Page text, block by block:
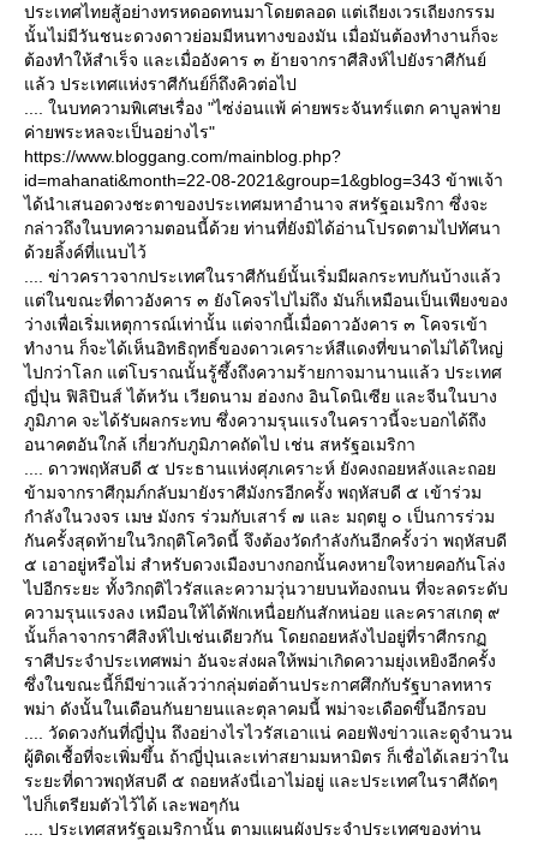
ประเทศไทยสู้อย่างทรหดอดทนมาโดยตลอด แต่เถียงเวรเถียงกรรม
นั้นไม่มีวันชนะดวงดาวย่อมมีหนทางของมัน เมื่อมันต้องทำงานก็จะ
ต้องทำให้สำเร็จ และเมื่ออังคาร ๓ ย้ายจากราศีสิงห์ไปยังราศีกันย์
ล้ว ประเทศแห่งราศีกันย์ก็ถึงคิวต่อไป
.... ในบทความพิเศษเรื่อง "ไซ่ง่อนแพ้ ค่ายพระจันทร์แตก คาบูลพ่า
ค่ายพระหลจะเป็นอย่างไร"
https://www.bloggang.com/mainblog.php?
id=mahanati&month=22-08-2021&group=1&gblog=343 ข้าพเจ้า
ได้นำเสนอดวงชะตาของประเทศมหาอำนาจ สหรัฐอเมริกา ซึ่งจะ
กล่าวถึงในบทความตอนนี้ด้วย ท่านที่ยังมิได้อ่านโปรดตามไปทัศนา
ด้วยลิ้งค์ที่แนบไว้
.... ข่าวคราวจากประเทศในราศีกันย์นั้นเริ่มมีผลกระทบกันบ้างแล้ว
ต่ในขณะที่ดาวอังคาร ๓ ยังโคจรไปไม่ถึง มันก็เหมือนเป็นเพียงของ
ว่างเพื่อเริ่มเหตุการณ์เท่านั้น แต่จากนี้เมื่อดาวอังคาร ๓ โคจรเข้า
ทำงาน ก็จะได้เห็นอิทธิฤทธิ์ของดาวเคราะห์สีแดงที่ขนาดไม่ได้ใหญ่
ไปกว่าโลก แต่โบราณนั้นรู้ซึ้งถึงความร้ายกาจมานานแล้ว ประเทศ
ญี่ปุ่น ฟิลิปินส์ ไต้หวัน เวียดนาม ฮ่องกง อินโดนิเซีย และจีนในบาง
ภูมิภาค จะได้รับผลกระทบ ซึ่งความรุนแรงในคราวนี้จะบอกได้ถึง
อนาคตอันใกล้ เกี่ยวกับภูมิภาคถัดไป เช่น สหรัฐอเมริกา
.... ดาวพฤหัสบดี ๕ ประธานแห่งศุภเคราะห์ ยังคงถอยหลังและถอ
ข้ามจากราศีกุมภ์กลับมายังราศีมังกรอีกครั้ง พฤหัสบดี ๕ เข้าร่วม
กำลังในวงจร เมษ มังกร ร่วมกับเสาร์ ๗ และ มฤตยู ๐ เป็นการร่วม
กันครั้งสุดท้ายในวิกฤติโควิดนี้ จึงต้องวัดกำลังกันอีกครั้งว่า พฤหัสบดี
๕ เอาอยู่หรือไม่ สำหรับดวงเมืองบางกอกนั้นคงหายใจหายคอกันโล่ง
ไปอีกระยะ ทั้งวิกฤติไวรัสและความวุ่นวายบนท้องถนน ที่จะลดระดับ
ความรุนแรงลง เหมือนให้ได้พักเหนื่อยกันสักหน่อย และคราสเกตุ ๙
นั้นก็ลาจากราศีสิงห์ไปเช่นเดียวกัน โดยถอยหลังไปอยู่ที่ราศีกรก
ราศีประจำประเทศพม่า อันจะส่งผลให้พม่าเกิดความยุ่งเหยิงอีกครั้ง
ซึ่งในขณะนี้ก็มีข่าวแล้วว่ากลุ่มต่อต้านประกาศศึกกับรัฐบาลทหาร
พม่า ดังนั้นในเดือนกันยายนและตุลาคมนี้ พม่าจะเดือดขึ้นอีกรอบ
.... วัดดวงกันที่ญี่ปุ่น ถึงอย่างไรไวรัสเอาแน่ คอยฟังข่าวและดูจำนวน
ผู้ติดเชื้อที่จะเพิ่มขึ้น ถ้าญี่ปุ่นเละเท่าสยามมหามิตร ก็เชื่อได้เลยว่าใน
ระยะที่ดาวพฤหัสบดี ๕ ถอยหลังนี่เอาไม่อยู่ และประเทศในราศีถัดๆ
ไปก็เตรียมตัวไว้ได้ เละพอๆกัน
.... ประเทศสหรัฐอเมริกานั้น ตามแผนผังประจำประเทศของท่าน